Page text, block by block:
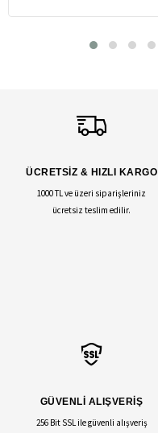
ÜCRETSİZ & HIZLI KARGO
1000 TL ve üzeri siparişleriniz
ücretsiz teslim edilir.
GÜVENLİ ALIŞVERİŞ
256 Bit SSL ile güvenli alışveriş